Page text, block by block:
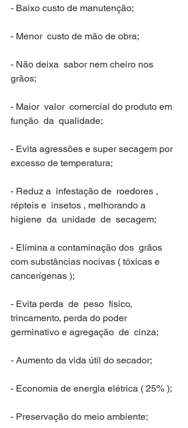
- Baixo custo de manutenção;
- Menor  custo de mão de obra;
- Não deixa  sabor nem cheiro nos
grãos;
- Maior  valor  comercial do produto em
função  da  qualidade;
- Evita agressões e super secagem por
excesso de temperatura;
- Reduz a  infestação de  roedores ,
répteis e  insetos , melhorando a
higiene  da  unidade  de  secagem;
- Elimina a contaminação dos  grãos
com substâncias nocivas ( tóxicas e
cancerígenas );
- Evita perda  de  peso  físico,
trincamento, perda do poder
germinativo e agregação  de  cinza;
- Aumento da vida útil do secador;
- Economia de energia elétrica ( 25% );
- Preservação do meio ambiente;